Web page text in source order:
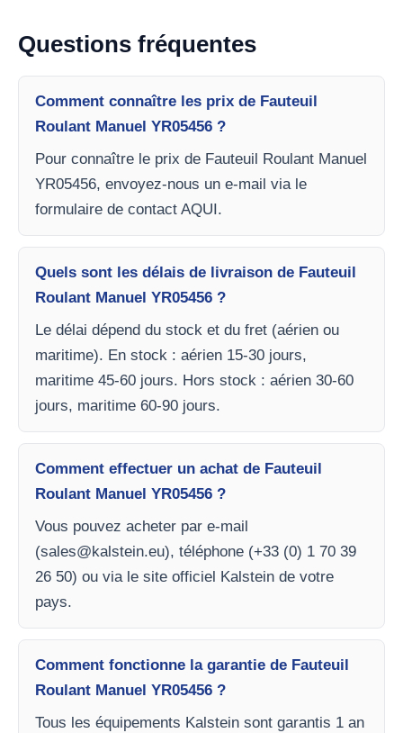
Questions fréquentes
Comment connaître les prix de Fauteuil
Roulant Manuel YR05456 ?
Pour connaître le prix de Fauteuil Roulant Manuel
YR05456, envoyez-nous un e-mail via le
formulaire de contact AQUI.
Quels sont les délais de livraison de Fauteuil
Roulant Manuel YR05456 ?
Le délai dépend du stock et du fret (aérien ou
maritime). En stock : aérien 15-30 jours,
maritime 45-60 jours. Hors stock : aérien 30-60
jours, maritime 60-90 jours.
Comment effectuer un achat de Fauteuil
Roulant Manuel YR05456 ?
Vous pouvez acheter par e-mail
(sales@kalstein.eu), téléphone (+33 (0) 1 70 39
26 50) ou via le site officiel Kalstein de votre
pays.
Comment fonctionne la garantie de Fauteuil
Roulant Manuel YR05456 ?
Tous les équipements Kalstein sont garantis 1 an